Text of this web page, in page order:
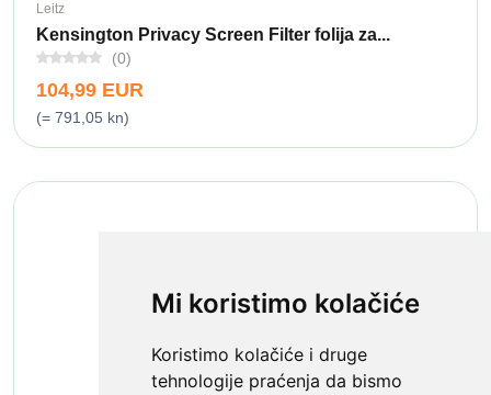
Mi koristimo kolačiće
Koristimo kolačiće i druge
tehnologije praćenja da bismo
Leitz
Kensington Privacy Screen Filter folija za...
(0)
104,99 EUR
(= 791,05 kn)